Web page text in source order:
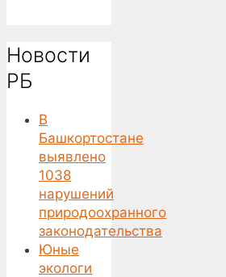
Новости
РБ
В
Башкортостане
выявлено
1038
нарушений
природоохранного
законодательства
Юные
экологи